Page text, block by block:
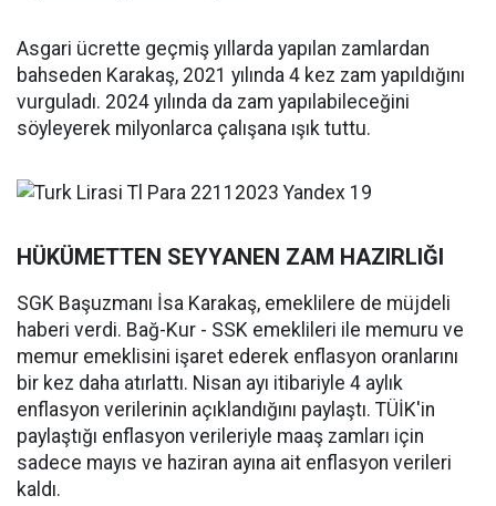
Asgari ücrette geçmiş yıllarda yapılan zamlardan
bahseden Karakaş, 2021 yılında 4 kez zam yapıldığını
vurguladı. 2024 yılında da zam yapılabileceğini
söyleyerek milyonlarca çalışana ışık tuttu.
HÜKÜMETTEN SEYYANEN ZAM HAZIRLIĞI
SGK Başuzmanı İsa Karakaş, emeklilere de müjdeli
haberi verdi. Bağ-Kur - SSK emeklileri ile memuru ve
memur emeklisini işaret ederek enflasyon oranlarını
bir kez daha atırlattı. Nisan ayı itibariyle 4 aylık
enflasyon verilerinin açıklandığını paylaştı. TÜİK'in
paylaştığı enflasyon verileriyle maaş zamları için
sadece mayıs ve haziran ayına ait enflasyon verileri
kaldı.